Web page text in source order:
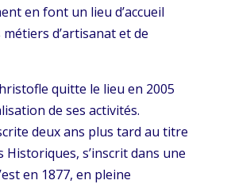
en font un lieu d’accueil
d’artisanat et de
quitte le lieu en 2005
de ses activités.
deux ans plus tard au titre
s’inscrit dans une
en 1877, en pleine